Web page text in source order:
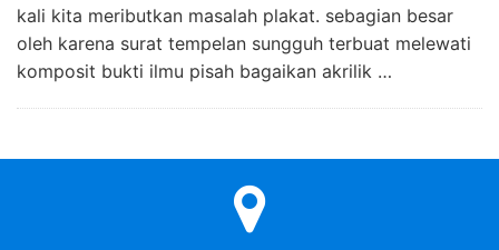
kali kita meributkan masalah plakat. sebagian besar
oleh karena surat tempelan sungguh terbuat melewati
komposit bukti ilmu pisah bagaikan akrilik …